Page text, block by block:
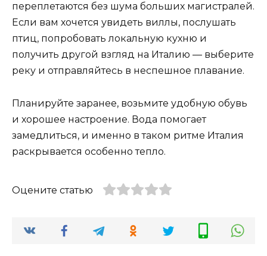
переплетаются без шума больших магистралей.
Если вам хочется увидеть виллы, послушать
птиц, попробовать локальную кухню и
получить другой взгляд на Италию — выберите
реку и отправляйтесь в неспешное плавание.
Планируйте заранее, возьмите удобную обувь
и хорошее настроение. Вода помогает
замедлиться, и именно в таком ритме Италия
раскрывается особенно тепло.
Оцените статью